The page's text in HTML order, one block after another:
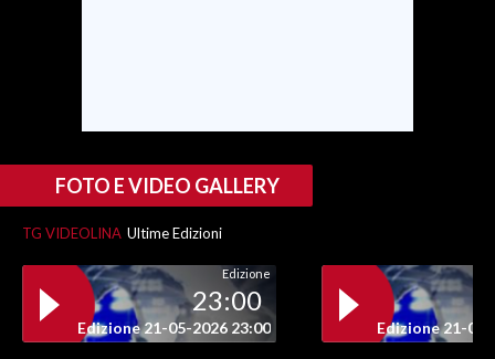
FOTO E VIDEO GALLERY
TG VIDEOLINA Ultime Edizioni
Edizione
23:00
Edizione 21-05-2026 23:00 Edizione 21-05-